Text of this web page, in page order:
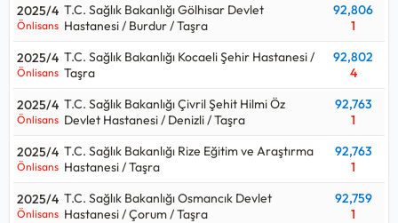
2025/4
Önlisans
T.C. Sağlık Bakanlığı Gölhisar Devlet
Hastanesi / Burdur / Taşra
92,806
1
2025/4
Önlisans
T.C. Sağlık Bakanlığı Kocaeli Şehir Hastanesi /
Taşra
92,802
4
2025/4
Önlisans
T.C. Sağlık Bakanlığı Çivril Şehit Hilmi Öz
Devlet Hastanesi / Denizli / Taşra
92,763
1
2025/4
Önlisans
T.C. Sağlık Bakanlığı Rize Eğitim ve Araştırma
Hastanesi / Taşra
92,763
1
2025/4
Önlisans
T.C. Sağlık Bakanlığı Osmancık Devlet
Hastanesi / Çorum / Taşra
92,759
1